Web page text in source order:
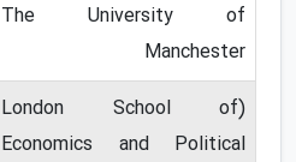
The University of
Manchester
(London School of
Economics and Political